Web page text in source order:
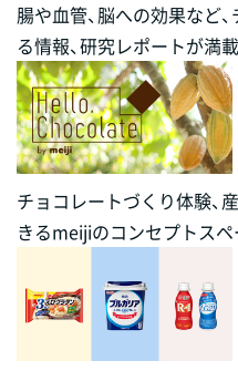
腸や血管、脳への効果など
る情報、研究レポートが満載
チョコレートづくり体験、
きるmeijiのコンセプトスペ